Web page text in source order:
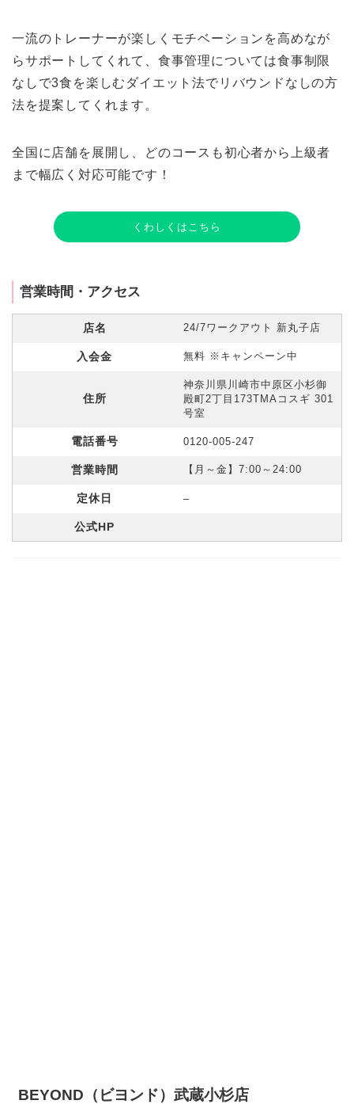
一流のトレーナーが楽しくモチベーションを高めなが
らサポートしてくれて、食事管理については食事制限
なしで3食を楽しむダイエット法でリバウンドなしの方
法を提案してくれます。
全国に店舗を展開し、どのコースも初心者から上級者
まで幅広く対応可能です！
くわしくはこちら
営業時間・アクセス
店名 24/7ワークアウト 新丸子店
入会金 無料 ※キャンペーン中
住所
神奈川県川崎市中原区小杉御
殿町2丁目173TMAコスギ 301
号室
電話番号 0120-005-247
営業時間 【月～金】7:00～24:00
定休日 –
公式HP
BEYOND（ビヨンド）武蔵小杉店